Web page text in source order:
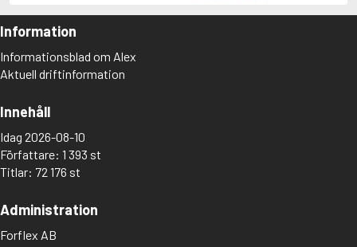
Information
Informationsblad om Alex
Aktuell driftinformation
Innehåll
Idag 2026-08-10
Författare: 1 393 st
Titlar: 72 176 st
Administration
Forflex AB